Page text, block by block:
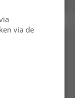
via de